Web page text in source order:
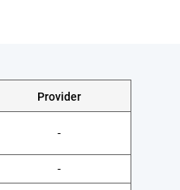
Provider
Wordt niet gedaan door Provider
-
Wordt niet gedaan door Provider
-